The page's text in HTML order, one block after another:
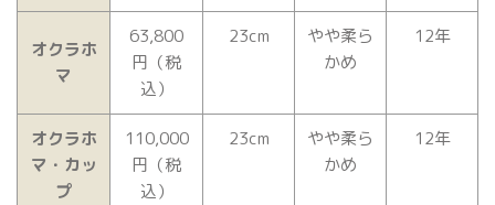
オクラホ
マ
63,800
円（税
込）
23cm
やや柔ら
かめ
12年
オクラホ
マ・カッ
プ
110,000
円（税
込）
23cm
やや柔ら
かめ
12年